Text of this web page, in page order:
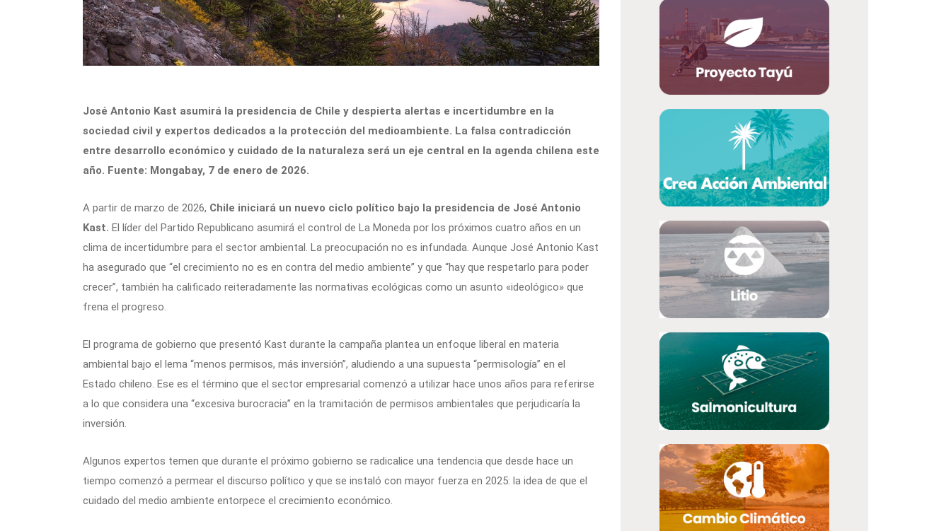
José Antonio Kast asumirá la presidencia de Chile y despierta alertas e incertidumbre en la
sociedad civil y expertos dedicados a la protección del medioambiente. La falsa contradicción
entre desarrollo económico y cuidado de la naturaleza será un eje central en la agenda chilena este
año. Fuente: Mongabay, 7 de enero de 2026.
A partir de marzo de 2026, Chile iniciará un nuevo ciclo político bajo la presidencia de José Antonio
Kast. El líder del Partido Republicano asumirá el control de La Moneda por los próximos cuatro años en un
clima de incertidumbre para el sector ambiental. La preocupación no es infundada. Aunque José Antonio Kast
ha asegurado que “el crecimiento no es en contra del medio ambiente” y que “hay que respetarlo para poder
crecer”, también ha calificado reiteradamente las normativas ecológicas como un asunto «ideológico» que
frena el progreso.
El programa de gobierno que presentó Kast durante la campaña plantea un enfoque liberal en materia
ambiental bajo el lema “menos permisos, más inversión”, aludiendo a una supuesta “permisología” en el
Estado chileno. Ese es el término que el sector empresarial comenzó a utilizar hace unos años para referirse
a lo que considera una “excesiva burocracia” en la tramitación de permisos ambientales que perjudicaría la
inversión.
Algunos expertos temen que durante el próximo gobierno se radicalice una tendencia que desde hace un
tiempo comenzó a permear el discurso político y que se instaló con mayor fuerza en 2025: la idea de que el
cuidado del medio ambiente entorpece el crecimiento económico.